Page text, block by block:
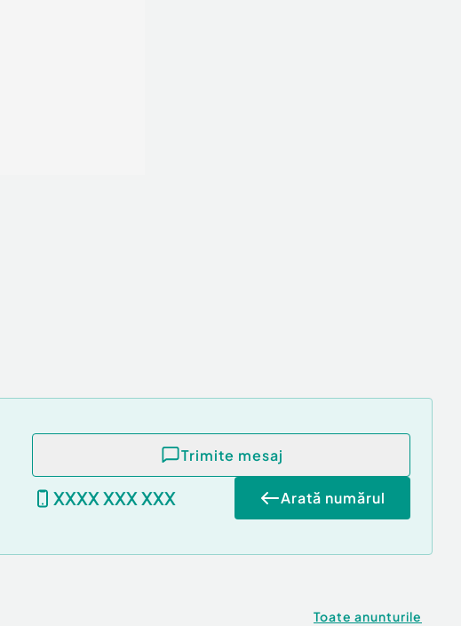
Trimite mesaj
XXXX XXX XXX Arată numărul
Toate anunturile